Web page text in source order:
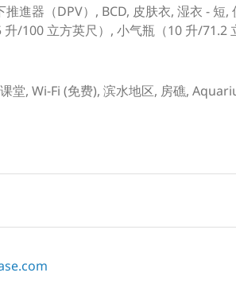
推進器（DPV）, BCD, 皮肤衣, 湿衣 -
/100 立方英尺）, 小气瓶（10 升/71.2
堂, Wi-Fi (免费), 滨水地区, 房礁,